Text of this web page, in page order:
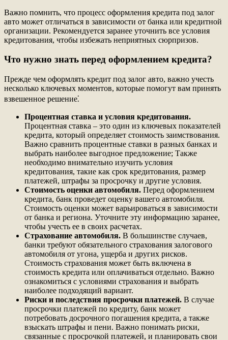
Важно помнить, что процесс оформления кредита под залог
авто может отличаться в зависимости от банка или кредитной
организации. Рекомендуется заранее уточнить все условия
кредитования, чтобы избежать неприятных сюрпризов.
Что нужно знать перед оформлением кредита?
Прежде чем оформлять кредит под залог авто, важно учесть
несколько ключевых моментов, которые помогут вам принять
взвешенное решение⁚
Процентная ставка и условия кредитования.
Процентная ставка – это один из ключевых показателей
кредита, который определяет стоимость заимствования.
Важно сравнить процентные ставки в разных банках и
выбрать наиболее выгодное предложение; Также
необходимо внимательно изучить условия
кредитования, такие как срок кредитования, размер
платежей, штрафы за просрочку и другие условия.
Стоимость оценки автомобиля. Перед оформлением
кредита, банк проведет оценку вашего автомобиля.
Стоимость оценки может варьироваться в зависимости
от банка и региона. Уточните эту информацию заранее,
чтобы учесть ее в своих расчетах.
Страхование автомобиля. В большинстве случаев,
банки требуют обязательного страхования залогового
автомобиля от угона, ущерба и других рисков.
Стоимость страхования может быть включена в
стоимость кредита или оплачиваться отдельно. Важно
ознакомиться с условиями страхования и выбрать
наиболее подходящий вариант.
Риски и последствия просрочки платежей. В случае
просрочки платежей по кредиту, банк может
потребовать досрочного погашения кредита, а также
взыскать штрафы и пени. Важно понимать риски,
связанные с просрочкой платежей, и планировать свои